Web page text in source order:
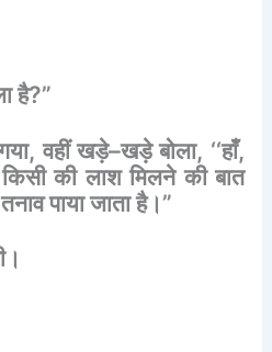
है?”
,वहीं खड़े–खड़े बोला, ‘‘हाँ,
किसी की लाश मिलने की बात
तनावपायाजाताहै।”